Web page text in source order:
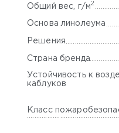
Общий вес, г/м2
Основа линолеума
Решения
Страна бренда
Устойчивость к
каблуков
Класс